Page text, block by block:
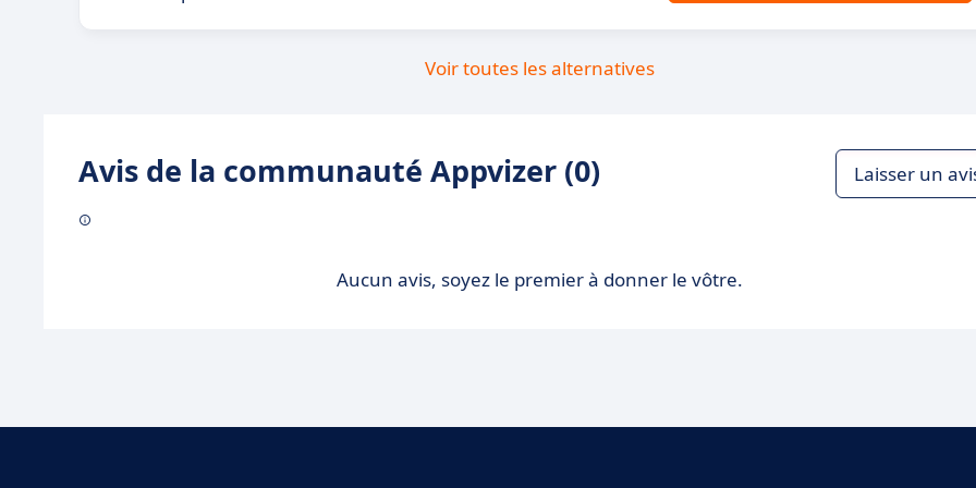
Voir toutes les alternatives
Avis de la communauté Appvizer (0) Laisser un
Aucun avis, soyez le premier à donner le vôtre.